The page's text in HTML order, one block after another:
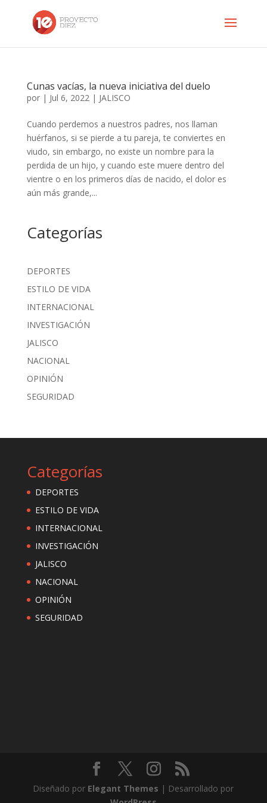
Cunas vacías, la nueva iniciativa del duelo
por | Jul 6, 2022| JALISCO
Cuando perdemos a nuestros padres, nos llaman
huérfanos, si se pierde a tu pareja, te conviertes en
viudo, sin embargo, no existe un nombre para la
perdida de un hijo, y cuando este muere dentro del
vientre o en los primeros días de nacido, el dolor es
aún más grande,...
Categorías
DEPORTES
ESTILO DE VIDA
INTERNACIONAL
INVESTIGACIÓN
JALISCO
NACIONAL
OPINIÓN
SEGURIDAD
Categorías
DEPORTES
ESTILO DE VIDA
INTERNACIONAL
INVESTIGACIÓN
JALISCO
NACIONAL
OPINIÓN
SEGURIDAD
Diseñado por Elegant Themes | Desarrollado por